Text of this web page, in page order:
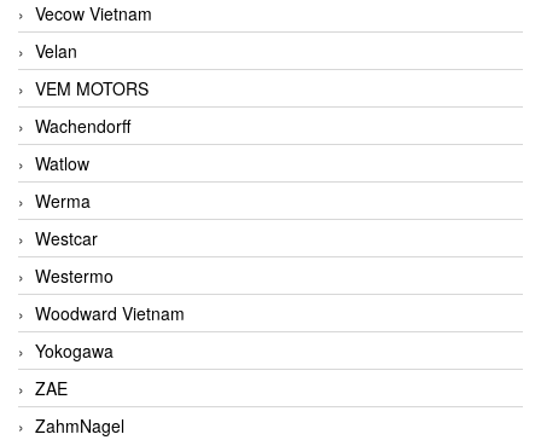
Vecow Vietnam
Velan
VEM MOTORS
Wachendorff
Watlow
Werma
Westcar
Westermo
Woodward Vietnam
Yokogawa
ZAE
ZahmNagel